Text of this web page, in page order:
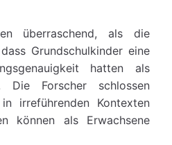
überraschend, als die
Grundschulkinder eine
hatten als
Die Forscher schlossen
irreführenden Kontexten
können als Erwachsene